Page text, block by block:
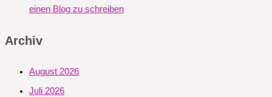
einen Blog zu schreiben
Archiv
August 2026
Juli 2026